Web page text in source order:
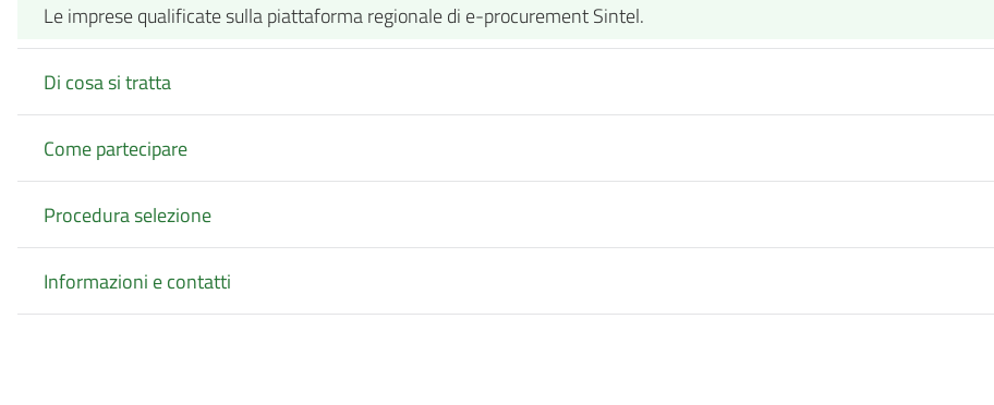
Le imprese qualificate sulla piattaforma regionale di e-procurement Sintel.
Di cosa si tratta
Come partecipare
Procedura selezione
Informazioni e contatti